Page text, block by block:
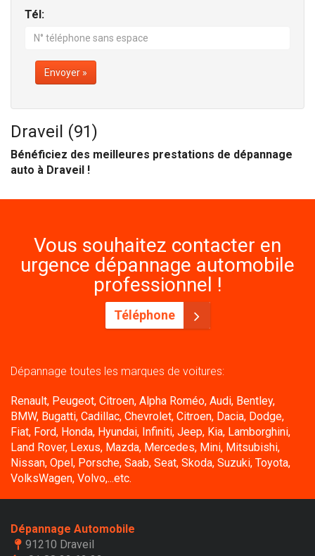
Tél:
Envoyer »
Draveil (91)
Bénéficiez des meilleures prestations de dépannage
auto à Draveil !
Vous souhaitez contacter en
urgence dépannage automobile
professionnel !
Téléphone
Dépannage toutes les marques de voitures:
Renault, Peugeot, Citroen, Alpha Roméo, Audi, Bentley,
BMW, Bugatti, Cadillac, Chevrolet, Citroen, Dacia, Dodge,
Fiat, Ford, Honda, Hyundai, Infiniti, Jeep, Kia, Lamborghini,
Land Rover, Lexus, Mazda, Mercedes, Mini, Mitsubishi,
Nissan, Opel, Porsche, Saab, Seat, Skoda, Suzuki, Toyota,
VolksWagen, Volvo,...etc.
Dépannage Automobile
91210 Draveil